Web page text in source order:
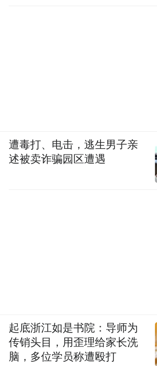
遭毒打、电击，逃生男子亲
述被卖诈骗园区遭遇
起底浙江如是书院：导师为
传销头目，用歪理给家长洗
脑，多位学员称遭殴打